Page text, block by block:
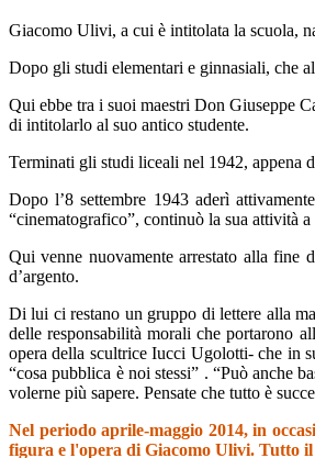
Giacomo Ulivi, a cui è intitolata la scuola,
Dopo gli studi elementari e ginnasiali, che
Qui ebbe tra i suoi maestri Don Giuseppe
di intitolarlo al suo antico studente.
Terminati gli studi liceali nel 1942, appena
Dopo l’8 settembre 1943 aderì
“cinematografico”, continuò la sua attività a
Qui venne nuovamente arrestato alla fine
d’argento.
Di lui ci restano un gruppo di lettere alla
delle responsabilità morali che portarono
opera della scultrice Iucci Ugolotti- che in
“cosa pubblica è noi stessi” . “Può anche
volerne più sapere. Pensate che tutto è
Nel periodo aprile-maggio 2014, in
figura e l'opera di Giacomo Ulivi. Tutto